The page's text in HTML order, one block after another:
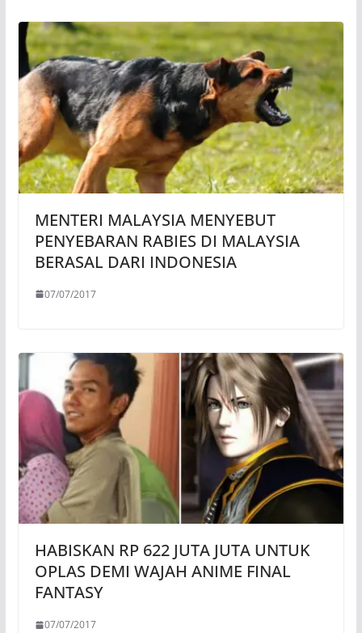
MENTERI MALAYSIA MENYEBUT
PENYEBARAN RABIES DI MALAYSIA
BERASAL DARI INDONESIA
07/07/2017
HABISKAN RP 622 JUTA JUTA UNTUK
OPLAS DEMI WAJAH ANIME FINAL
FANTASY
07/07/2017